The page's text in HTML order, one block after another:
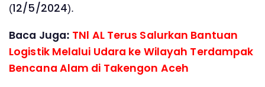
(12/5/2024).
Baca Juga: TNl AL Terus Salurkan Bantuan
Logistik Melalui Udara ke Wilayah Terdampak
Bencana Alam di Takengon Aceh